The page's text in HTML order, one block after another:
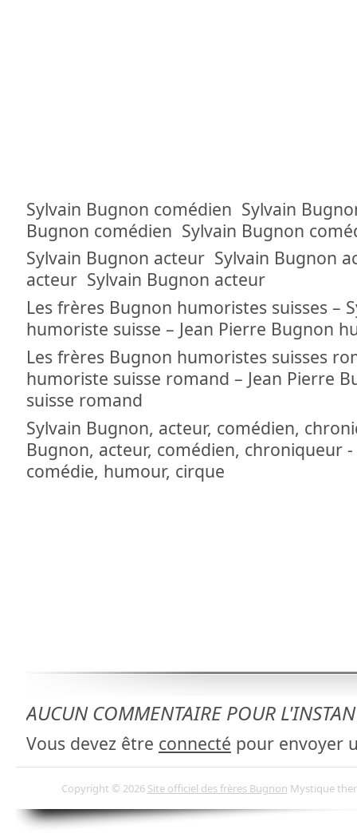
Sylvain Bugnon comédien Sylvain
Bugnon comédien Sylvain Bugnon
Sylvain Bugnon acteur Sylvain Bugnon
acteur Sylvain Bugnon acteur
Les frères Bugnon humoristes suisses –
humoriste suisse – Jean Pierre Bugnon
Les frères Bugnon humoristes suisses
humoriste suisse romand – Jean Pierre
suisse romand
Sylvain Bugnon, acteur, comédien,
Bugnon, acteur, comédien, chroniqueur
comédie, humour, cirque
AUCUN COMMENTAIRE POUR
Vous devez être connecté pour envoyer
Copyright © 2026 Site officiel des frères Bugnon Mystique